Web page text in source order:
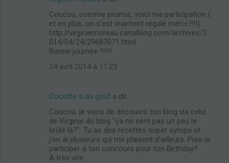
Coucou, comme promis, voici ma participation (
et en plus, on s'est vraiment régalé merci !!!!) :
http://virginiemoreau.canalblog.com/archives/2
014/04/24/29687071.html
Bonne journée !!!!!!
24 avril 2014 à 11:23
Cocotte a du goût a dit…
Coucou, je viens de découvrir ton blog via celui
de Virginie du blog "ça ne sent pas un peu le
brûlé là?". Tu as des recettes super sympa et
j'en ai plusieurs qui me plaisent d'ailleurs. Puis-je
participer à ton concours pour ton Birthday?
A très vite.